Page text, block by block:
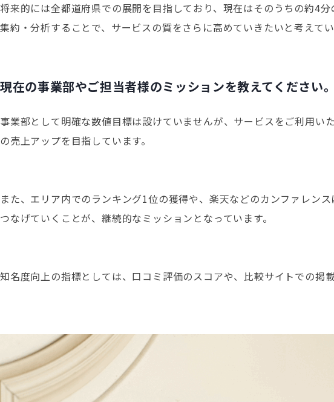
将来的には全都道府県での展開を目指しており、現在はそのうちの約4
集約・分析することで、サービスの質をさらに高めていきたいと考えてい
現在の事業部やご担当者様のミッションを教えてください。
事業部として明確な数値目標は設けていませんが、サービスをご利用
の売上アップを目指しています。
また、エリア内でのランキング1位の獲得や、楽天などのカンファレン
つなげていくことが、継続的なミッションとなっています。
知名度向上の指標としては、口コミ評価のスコアや、比較サイトでの掲